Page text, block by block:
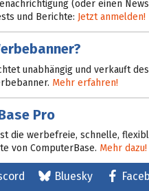
(oder einen
und Berichte: Jetzt anmelden!
unabhängig und verkauft
Mehr erfahren!
Pro
die werbefreie, schnelle,
von ComputerBase. Mehr dazu!
Bluesky